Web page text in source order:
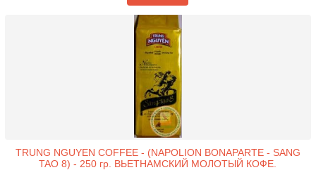
TRUNG NGUYEN COFFEE - (NAPOLION BONAPARTE - SANG
TAO 8) - 250 гр. ВЬЕТНАМСКИЙ МОЛОТЫЙ КОФЕ.